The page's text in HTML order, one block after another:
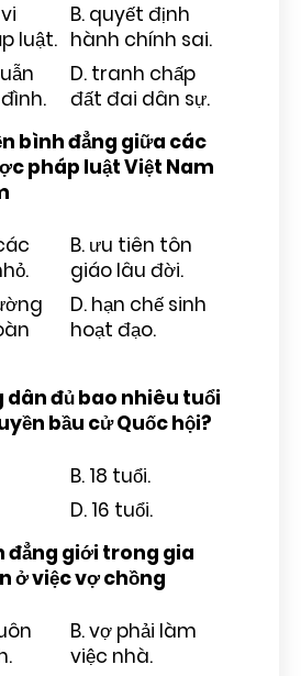
luật.
B. quyết định
hành chính sai.
D. tranh chấp
đất đai dân sự.
bình đẳng giữa các
pháp luật Việt Nam
B. ưu tiên tôn
giáo lâu đời.
D. hạn chế sinh
hoạt đạo.
dân đủ bao nhiêu tuổi
bầu cử Quốc hội?
B. 18 tuổi.
D. 16 tuổi.
đẳng giới trong gia
ở việc vợ chồng
B. vợ phải làm
việc nhà.